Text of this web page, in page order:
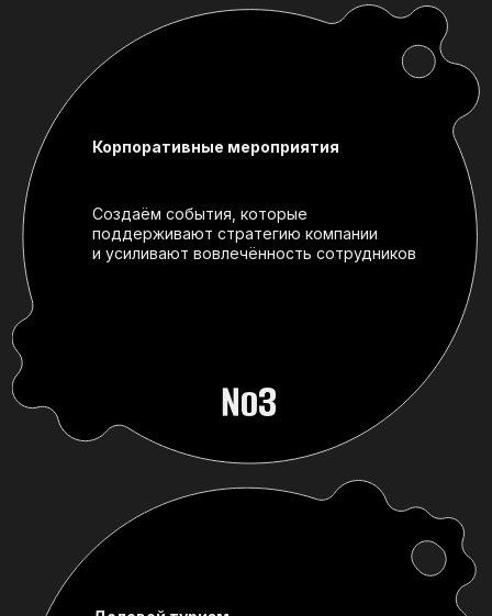
сессий и поездок, чтобы команда могла
сосредоточиться на задачах и результатах